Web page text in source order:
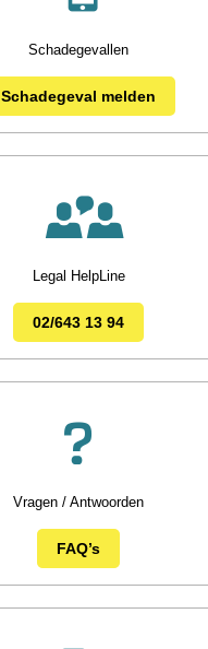
Schadegevallen
Schadegeval melden
Legal HelpLine
02/643 13 94
Vragen / Antwoorden
FAQ’s